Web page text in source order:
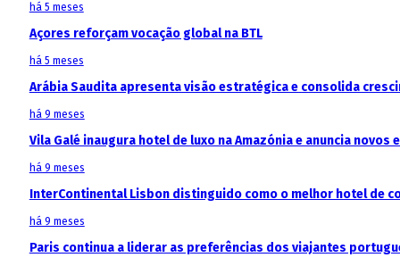
há 5 meses
Açores reforçam vocação global na BTL
há 5 meses
Arábia Saudita apresenta visão estratégica e consolida
há 9 meses
Vila Galé inaugura hotel de luxo na Amazónia e anuncia
há 9 meses
InterContinental Lisbon distinguido como o melhor hotel de
há 9 meses
Paris continua a liderar as preferências dos viajantes